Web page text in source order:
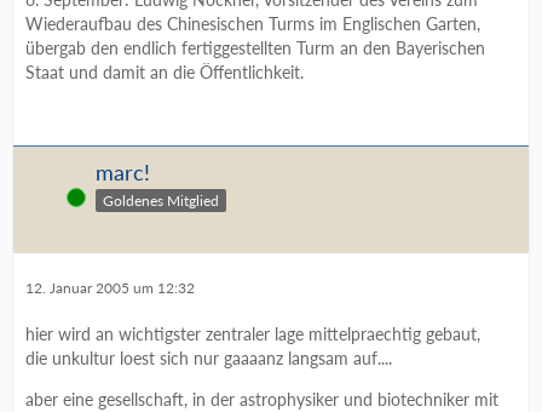
Wiederaufbau des Chinesischen Turms im Englischen Garten,
übergab den endlich fertiggestellten Turm an den Bayerischen
Staat und damit an die Öffentlichkeit.
Online
marc!
Goldenes Mitglied
12. Januar 2005 um 12:32
hier wird an wichtigster zentraler lage mittelpraechtig gebaut,
die unkultur loest sich nur gaaaanz langsam auf....
aber eine gesellschaft, in der astrophysiker und biotechniker mit